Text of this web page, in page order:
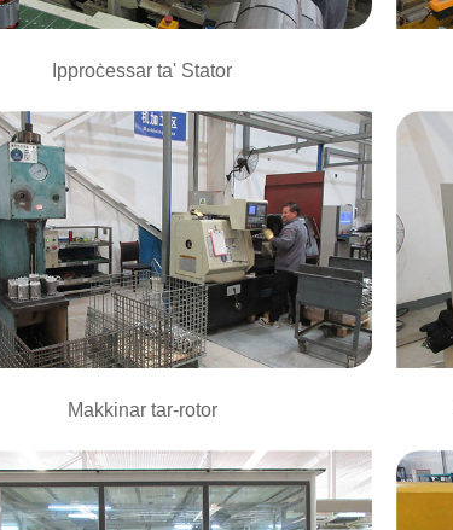
Ipproċessar ta' Stator
Makkinar tar-rotor